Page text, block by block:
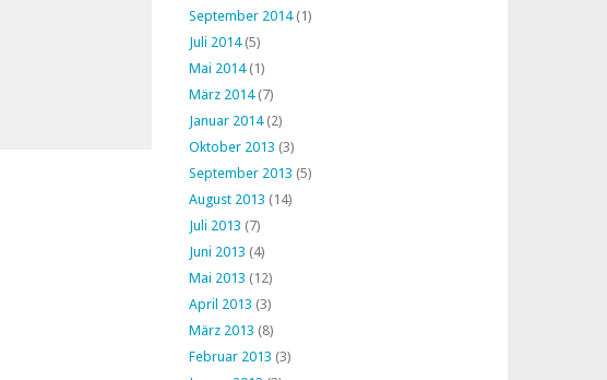
September 2014(1)
Juli 2014(5)
Mai 2014(1)
März 2014(7)
Januar 2014(2)
Oktober 2013 (3)
September 2013 (5)
August 2013 (14)
Juli 2013 (7)
Juni 2013 (4)
Mai 2013 (12)
April 2013 (3)
März 2013 (8)
Februar 2013 (3)